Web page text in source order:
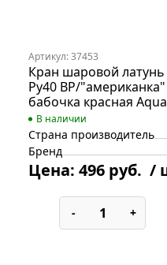
Артикул: 37453
Кран шаровой
Ру40 ВР/
бабочка красная
В наличии
Страна производитель
Бренд
Цена: 496 руб. /
- +